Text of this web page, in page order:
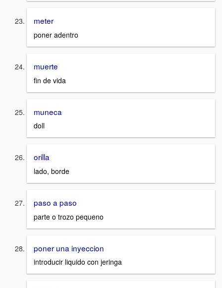
meter
poner adentro
muerte
fin de vida
muneca
doll
orilla
lado, borde
paso a paso
parte o trozo pequeno
poner una inyeccion
introducir liquido con jeringa